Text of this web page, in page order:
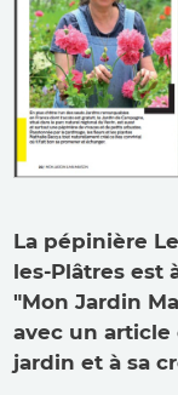
La pépinière
les-Plâtres est
"Mon Jardin
avec un article
jardin et à sa